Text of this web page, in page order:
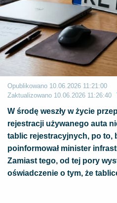
Opublikowano 10.06.2026 11:21:00
Zaktualizowano 10.06.2026 11:26:40
W środę weszły w życie
rejestracji używanego auta
tablic rejestracyjnych, po to,
poinformował minister
Zamiast tego, od tej pory
oświadczenie o tym, że